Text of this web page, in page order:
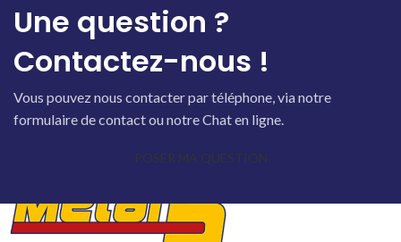
Une question ?
Contactez-nous !
Vous pouvez nous contacter par téléphone, via notre
formulaire de contact ou notre Chat en ligne.
POSER MA QUESTION